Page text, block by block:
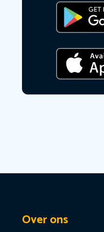
Over ons